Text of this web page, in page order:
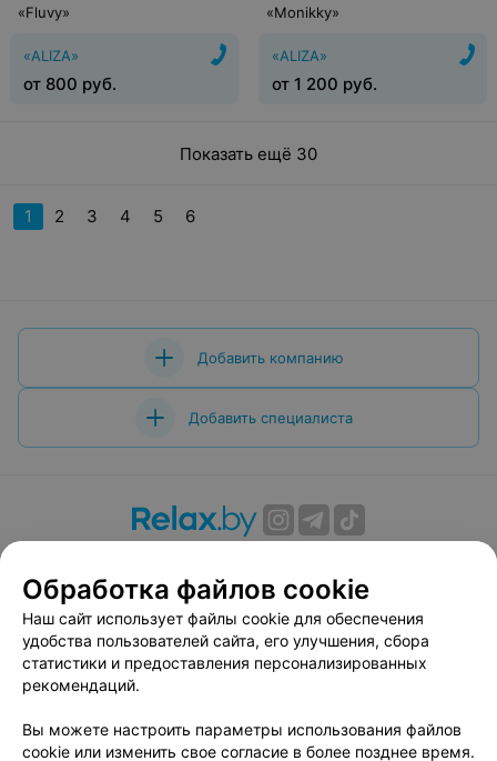
«Fluvy»
«ALIZA»
от 800 руб.
«Monikky»
«ALIZA»
от 1 200 руб.
Показать ещё 30
1 2 3 4 5 6
Добавить компанию
Добавить специалиста
Вакансии
Публичный договор
Способы оплаты
Публичный договор по использованию сервиса
«Афиша»
Пользовательское соглашение
Связаться по вопросам сотрудничества
Обработка файлов cookie
Наш сайт использует файлы cookie для обеспечения
удобства пользователей сайта, его улучшения, сбора
статистики и предоставления персонализированных
рекомендаций.
Вы можете настроить параметры использования файлов
cookie или изменить свое согласие в более позднее время.